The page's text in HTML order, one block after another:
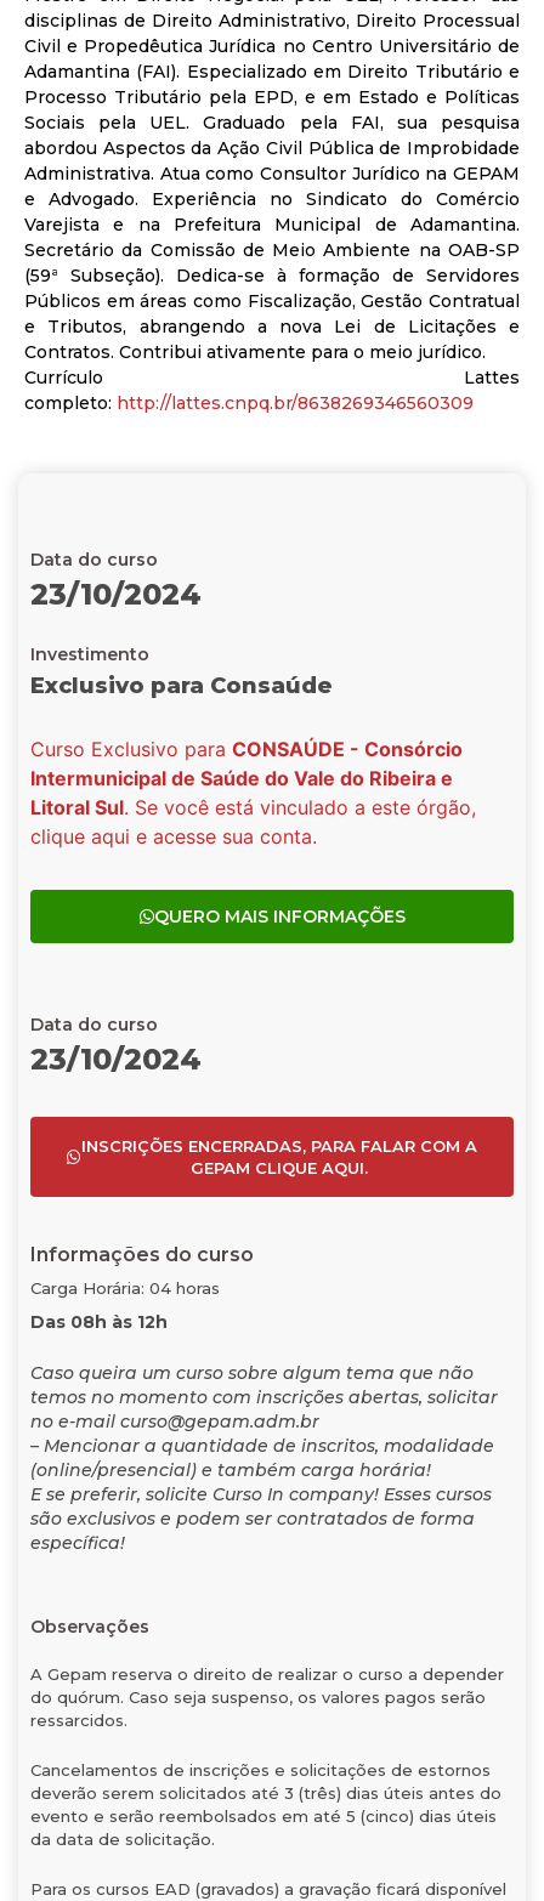
disciplinas de Direito Administrativo, Direito Processual
Civil e Propedêutica Jurídica no Centro Universitário de
Adamantina (FAI). Especializado em Direito Tributário e
Processo Tributário pela EPD, e em Estado e Políticas
Sociais pela UEL. Graduado pela FAI, sua pesquisa
abordou Aspectos da Ação Civil Pública de Improbidade
Administrativa. Atua como Consultor Jurídico na GEPAM
e Advogado. Experiência no Sindicato do Comércio
Varejista e na Prefeitura Municipal de Adamantina.
Secretário da Comissão de Meio Ambiente na OAB-SP
(59ª Subseção). Dedica-se à formação de Servidores
Públicos em áreas como Fiscalização, Gestão Contratual
e Tributos, abrangendo a nova Lei de Licitações e
Contratos. Contribui ativamente para o meio jurídico.
Currículo Lattes
completo: http://lattes.cnpq.br/8638269346560309
Data do curso
23/10/2024
Investimento
Exclusivo para Consaúde
Curso Exclusivo para CONSAÚDE - Consórcio
Intermunicipal de Saúde do Vale do Ribeira e
Litoral Sul. Se você está vinculado a este órgão,
clique aqui e acesse sua conta.
QUERO MAIS INFORMAÇÕES
Data do curso
23/10/2024
INSCRIÇÕES ENCERRADAS, PARA FALAR COM A
GEPAM CLIQUE AQUI.
Informações do curso
Carga Horária: 04 horas
Das 08h às 12h
Caso queira um curso sobre algum tema que não
temos no momento com inscrições abertas, solicitar
no e-mail curso@gepam.adm.br
– Mencionar a quantidade de inscritos, modalidade
(online/presencial) e também carga horária!
E se preferir, solicite Curso In company! Esses cursos
são exclusivos e podem ser contratados de forma
específica!
Observações
A Gepam reserva o direito de realizar o curso a depender
do quórum. Caso seja suspenso, os valores pagos serão
ressarcidos.
Cancelamentos de inscrições e solicitações de estornos
deverão serem solicitados até 3 (três) dias úteis antes do
evento e serão reembolsados em até 5 (cinco) dias úteis
da data de solicitação.
Para os cursos EAD (gravados) a gravação ficará disponível